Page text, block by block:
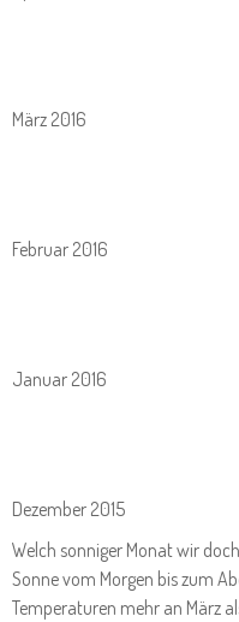
März 2016
Februar 2016
Januar 2016
Dezember 2015
Welch sonniger Monat wir
Sonne vom Morgen bis zum
Temperaturen mehr an März